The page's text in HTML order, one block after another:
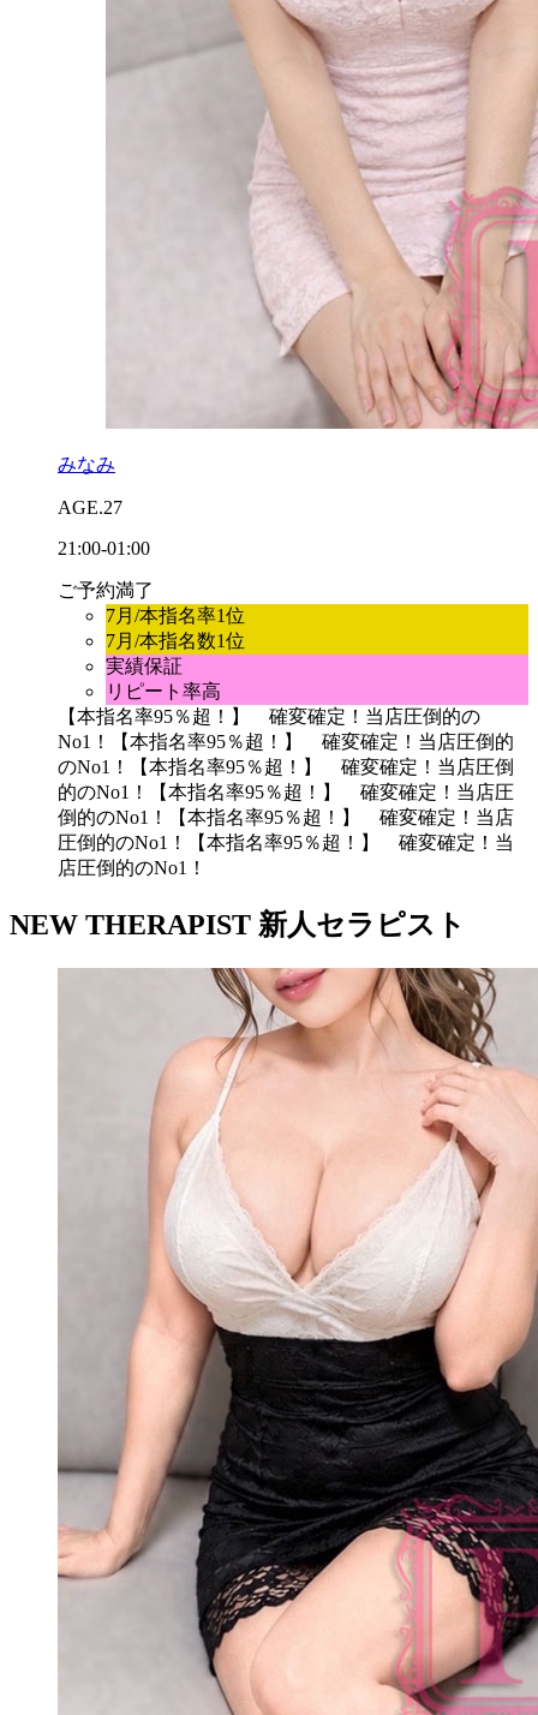
みなみ
AGE.27
21:00-01:00
ご予約満了
7月/本指名率1位
7月/本指名数1位
実績保証
リピート率高
【本指名率95％超！】 確変確定！当店圧倒的の
No1！
【本指名率95％超！】 確変確定！当店圧倒的
のNo1！
【本指名率95％超！】 確変確定！当店圧倒
的のNo1！
【本指名率95％超！】 確変確定！当店圧
倒的のNo1！
【本指名率95％超！】 確変確定！当店
圧倒的のNo1！
【本指名率95％超！】 確変確定！当
店圧倒的のNo1！
NEW THERAPIST 新人セラピスト